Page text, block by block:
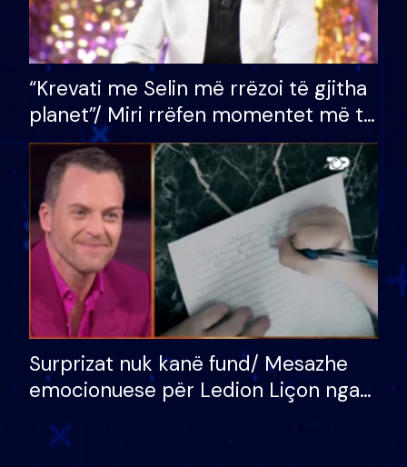
“Krevati me Selin më rrëzoi të gjitha
planet”/ Miri rrëfen momentet më të
bukura në shtëpinë e BB VIP: Do më
mungojë zilja e mëngjesit kur…
Surprizat nuk kanë fund/ Mesazhe
emocionuese për Ledion Liçon nga
nuk i mban dot lotët: Nuk meritoj…